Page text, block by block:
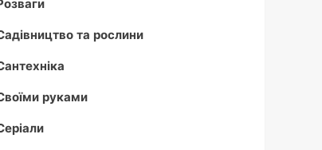
та рослини
руками